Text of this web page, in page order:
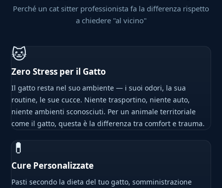
Perché un cat sitter professionista fa la differenza rispetto
a chiedere "al vicino"
🐱
Zero Stress per il Gatto
Il gatto resta nel suo ambiente — i suoi odori, la sua
routine, le sue cucce. Niente trasportino, niente auto,
niente ambienti sconosciuti. Per un animale territoriale
come il gatto, questa è la differenza tra comfort e trauma.
💊
Cure Personalizzate
Pasti secondo la dieta del tuo gatto, somministrazione